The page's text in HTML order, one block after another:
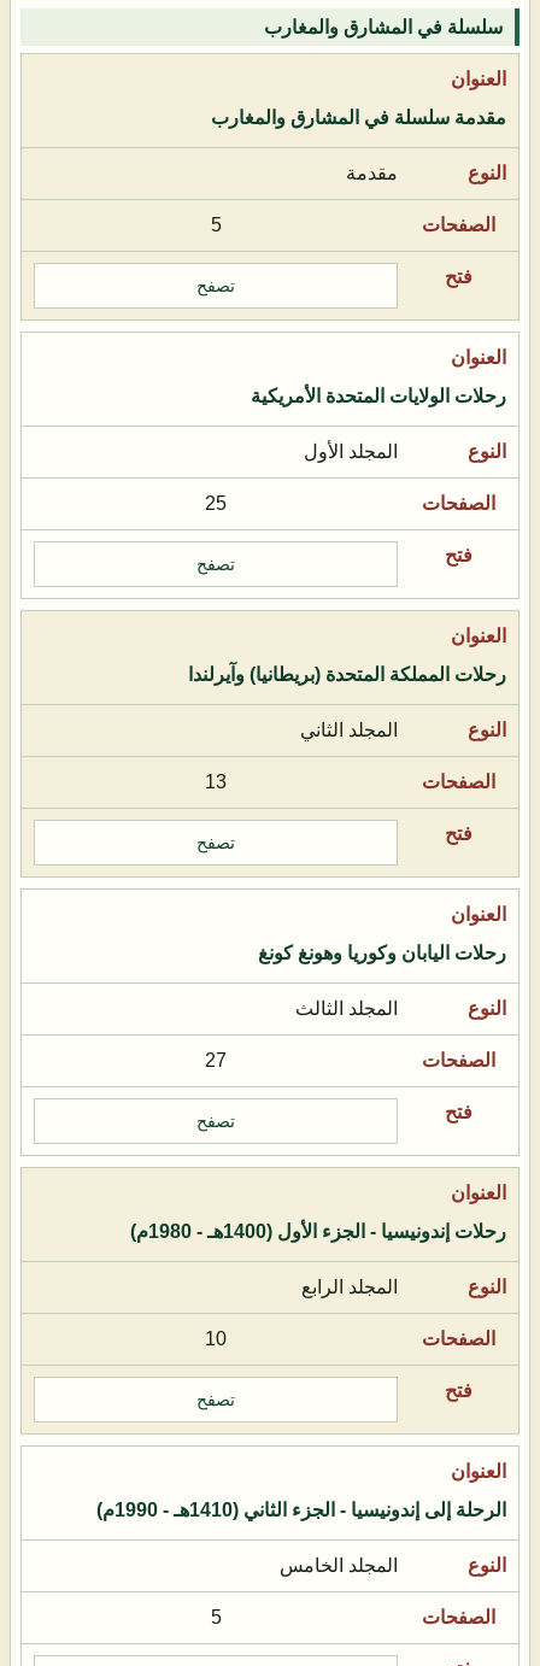
سلسلة في المشارق والمغارب
مقدمة سلسلة في المشارق والمغارب
مقدمة
5
تصفح
رحلات الولايات المتحدة الأمريكية
المجلد الأول
25
تصفح
رحلات المملكة المتحدة (بريطانيا) وآيرلندا
المجلد الثاني
13
تصفح
رحلات اليابان وكوريا وهونغ كونغ
المجلد الثالث
27
تصفح
رحلات إندونيسيا - الجزء الأول (1400هـ - 1980م)
المجلد الرابع
10
تصفح
الرحلة إلى إندونيسيا - الجزء الثاني (1410هـ - 1990م)
المجلد الخامس
5